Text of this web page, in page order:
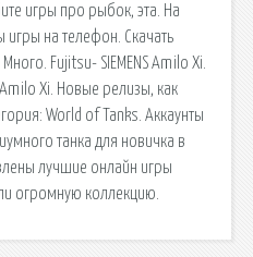
игры про рыбок, эта. На
игры на телефон. Скачать
Fujitsu- SIEMENS Amilo Xi.
Amilo Xi. Новые релизы, как
World of Tanks. Аккаунты
танка для новичка в
лучшие онлайн игры
огромную коллекцию.